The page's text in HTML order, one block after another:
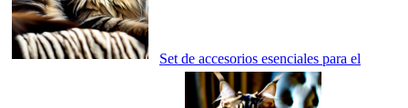
Set de accesorios esenciales para el